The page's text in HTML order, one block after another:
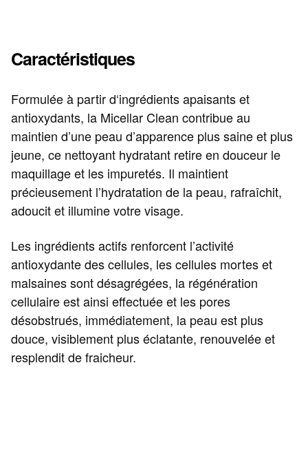
Caractéristiques
Formulée à partir d‘ingrédients apaisants et
antioxydants, la Micellar Clean contribue au
maintien d’une peau d’apparence plus saine et plus
jeune, ce nettoyant hydratant retire en douceur le
maquillage et les impuretés. Il maintient
précieusement l’hydratation de la peau, rafraîchit,
adoucit et illumine votre visage.
Les ingrédients actifs renforcent l’activité
antioxydante des cellules, les cellules mortes et
malsaines sont désagrégées, la régénération
cellulaire est ainsi effectuée et les pores
désobstrués, immédiatement, la peau est plus
douce, visiblement plus éclatante, renouvelée et
resplendit de fraicheur.